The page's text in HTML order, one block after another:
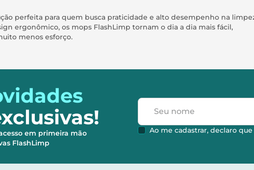
perfeita para quem busca praticidade e alto desempenho na
ergonômico, os mops FlashLimp tornam o dia a dia mais fácil,
menos esforço.
em primeira mão
FlashLimp
Ao me cadastrar, declaro